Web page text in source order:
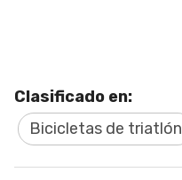
Clasificado en:
Bicicletas de triatlón